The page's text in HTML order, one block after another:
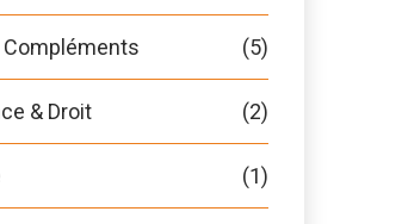
(5)
& Droit (2)
(1)